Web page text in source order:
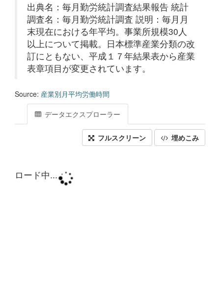
出典名：毎月勤労統計調査結果報告 統計
調査名：毎月勤労統計調査 説明：毎月月
末現在における年平均。事業所規模30人
以上について掲載。日本標準産業分類の改
訂にともない、平成１７年結果表から産業
表章項目が変更されています。
Source: 産業別月平均労働時間
データエクスプローラー
フルスクリーン 埋めこみ